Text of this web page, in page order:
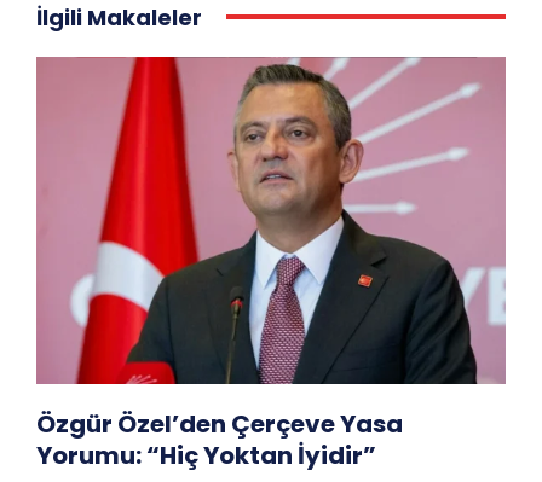
İlgili Makaleler
Özgür Özel’den Çerçeve Yasa
Yorumu: “Hiç Yoktan İyidir”